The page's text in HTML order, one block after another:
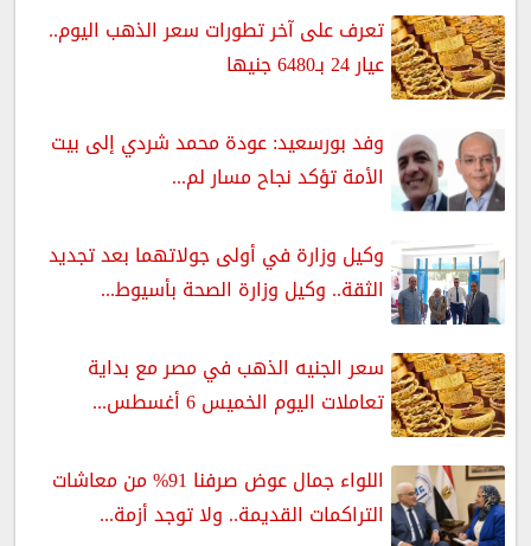
تعرف على آخر تطورات سعر الذهب اليوم..
عيار 24 بـ6480 جنيها
وفد بورسعيد: عودة محمد شردي إلى بيت
الأمة تؤكد نجاح مسار لم...
وكيل وزارة في أولى جولاتهما بعد تجديد
الثقة.. وكيل وزارة الصحة بأسيوط...
سعر الجنيه الذهب في مصر مع بداية
تعاملات اليوم الخميس 6 أغسطس...
اللواء جمال عوض صرفنا 91% من معاشات
التراكمات القديمة.. ولا توجد أزمة...